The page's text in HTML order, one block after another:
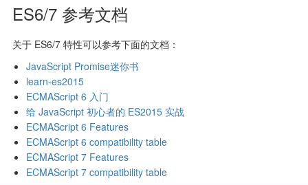
ES6/7 参考文档
关于 ES6/7 特性可以参考下面的文档：
JavaScript Promise迷你书
learn-es2015
ECMAScript 6 入门
给 JavaScript 初心者的 ES2015 实战
ECMAScript 6 Features
ECMAScript 6 compatibility table
ECMAScript 7 Features
ECMAScript 7 compatibility table